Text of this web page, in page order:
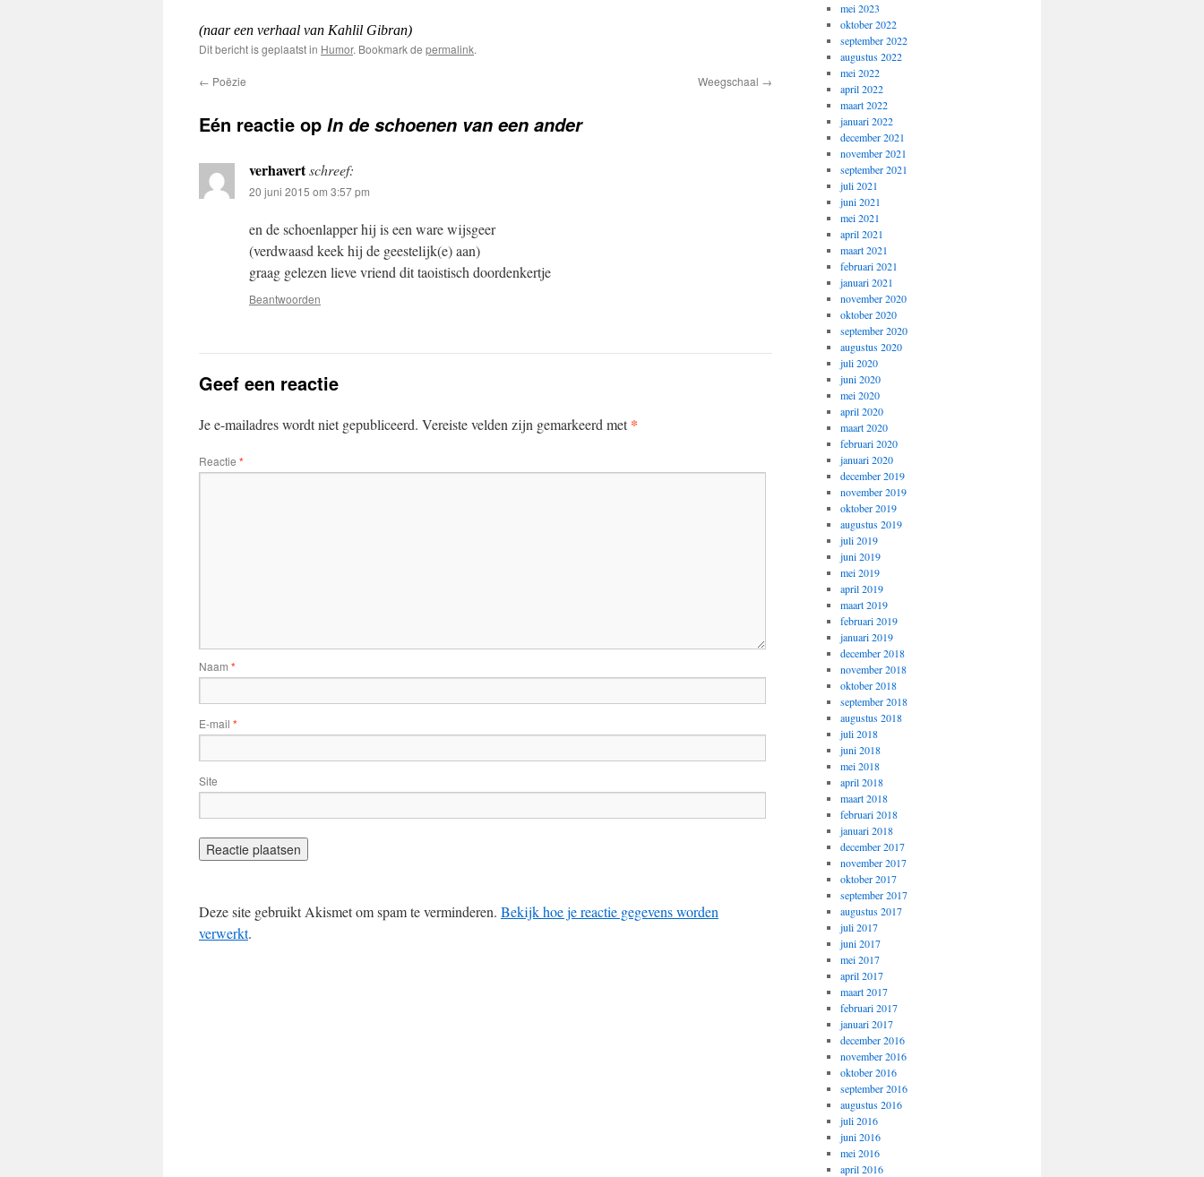
(naar een verhaal van Kahlil Gibran)
Dit bericht is geplaatst in Humor. Bookmark de permalink.
← Poëzie Weegschaal →
Eén reactie op In de schoenen van een ander
verhavertschreef:
20 juni 2015 om 3:57 pm
en de schoenlapper hij is een ware wijsgeer
(verdwaasd keek hij de geestelijk(e) aan)
graag gelezen lieve vriend dit taoistisch doordenkertje
Beantwoorden
Geef een reactie
Je e-mailadres wordt niet gepubliceerd. Vereiste velden zijn gemarkeerd met*
Reactie *
Naam *
E-mail *
Site
Deze site gebruikt Akismet om spam te verminderen. Bekijk hoe je reactie gegevens worden
verwerkt.
mei 2023
oktober 2022
september 2022
augustus 2022
mei 2022
april 2022
maart 2022
januari 2022
december 2021
november 2021
september 2021
juli 2021
juni 2021
mei 2021
april 2021
maart 2021
februari 2021
januari 2021
november 2020
oktober 2020
september 2020
augustus 2020
juli 2020
juni 2020
mei 2020
april 2020
maart 2020
februari 2020
januari 2020
december 2019
november 2019
oktober 2019
augustus 2019
juli 2019
juni 2019
mei 2019
april 2019
maart 2019
februari 2019
januari 2019
december 2018
november 2018
oktober 2018
september 2018
augustus 2018
juli 2018
juni 2018
mei 2018
april 2018
maart 2018
februari 2018
januari 2018
december 2017
november 2017
oktober 2017
september 2017
augustus 2017
juli 2017
juni 2017
mei 2017
april 2017
maart 2017
februari 2017
januari 2017
december 2016
november 2016
oktober 2016
september 2016
augustus 2016
juli 2016
juni 2016
mei 2016
april 2016